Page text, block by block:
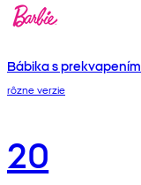
Bábika s prekvapením
rôzne verzie
20